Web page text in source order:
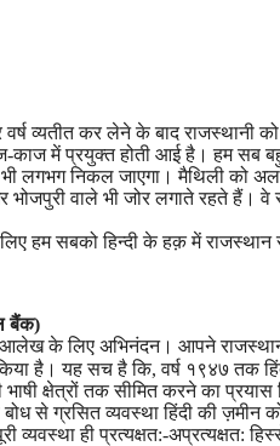
व्यतीत कर लेने के बाद राजस्थानी
काज में प्रयुक्त होती आई है। हम सब
लगभग निकल जाएगा। मैथिली को
वाले भी जोर लगाते रहते हैं। वे
हम सबको हिन्दी के हक़ में
बैंक)
आलेख के लिए अभिनंदन। आपने
है। यह सच है कि, वर्ष १९४७ तक
क्षेत्रों तक सीमित करने का
से ग्रसित व्यवस्था हिंदी की
ही प्रत्यक्षत:-अप्रत्यक्षत: